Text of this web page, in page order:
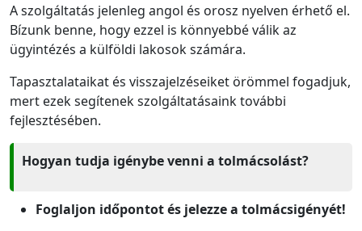
A szolgáltatás jelenleg angol és orosz nyelven érhető el.
Bízunk benne, hogy ezzel is könnyebbé válik az
ügyintézés a külföldi lakosok számára.
Tapasztalataikat és visszajelzéseiket örömmel fogadjuk,
mert ezek segítenek szolgáltatásaink további
fejlesztésében.
Hogyan tudja igénybe venni a tolmácsolást?
Foglaljon időpontot és jelezze a tolmácsigényét!